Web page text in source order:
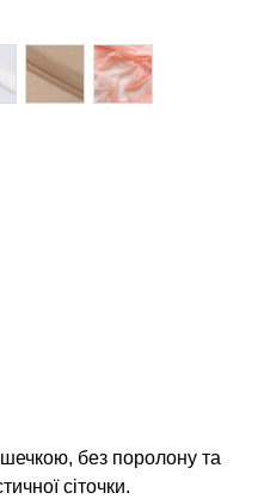
без поролону та
сіточки.